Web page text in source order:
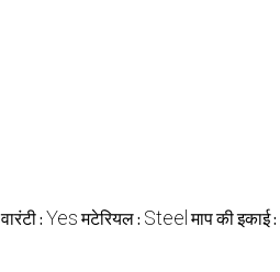
वारंटी : Yes मटेरियल : Steel माप की इकाई :